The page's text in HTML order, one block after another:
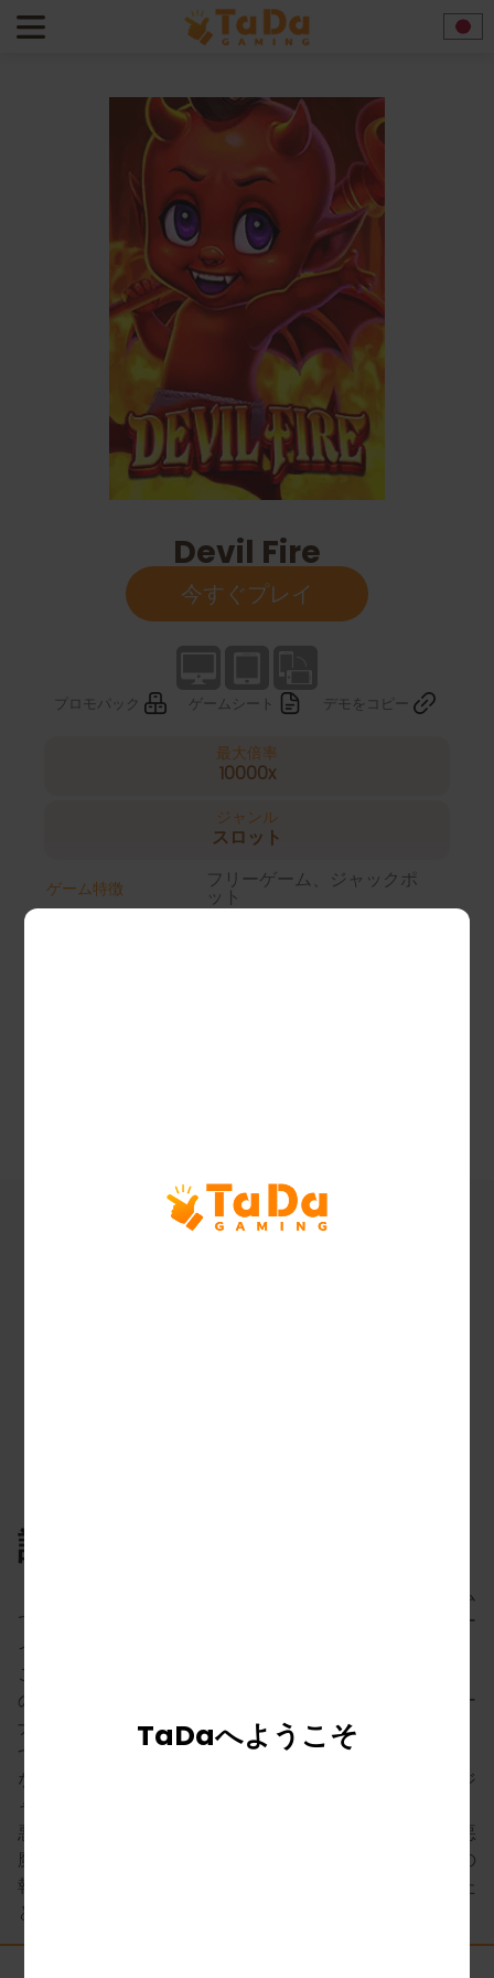
TaDaへようこそ
Devil Fire
今すぐプレイ
プロモパック ゲームシート デモをコピー
最大倍率
10000x
ジャンル
スロット
ゲーム特徴 フリーゲーム、ジャックポ
ット
説明
「悪魔の火」へようこそ！このエキサイティングなゲーム
では、地獄の炎に飛び込み、いたずらなリトルデビルボー
イとの冒険に乗り出します。
このゲームでは、あなたの目標は、3つ以上の小さな悪魔
のアイコンをホイールに着陸させて、ジャックポットボー
ナスをトリガーすることです。メインゲームでは、最大9
つのリトルデビルアイコンを獲得し、最大2000回の大き
なボーナスを獲得する機会があります。最大のベットでジ
ャックポットを打つスリルを想像してください！
悪魔の騒乱の準備をして、巨大な報酬を追求するために悪
魔の火の力を解き放ちます。地獄の火を征服して、究極の
報酬を獲得できますか？今すぐ遊んで、悪魔の運をあなた
と一緒にしましょう！